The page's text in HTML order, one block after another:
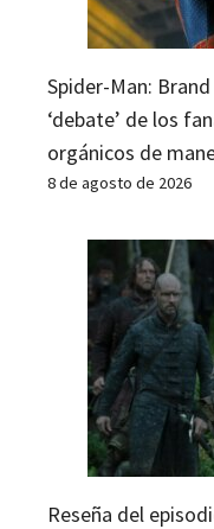
Spider-Man:
‘debate’ de los
orgánicos de
8 de agosto de 2026
Reseña del